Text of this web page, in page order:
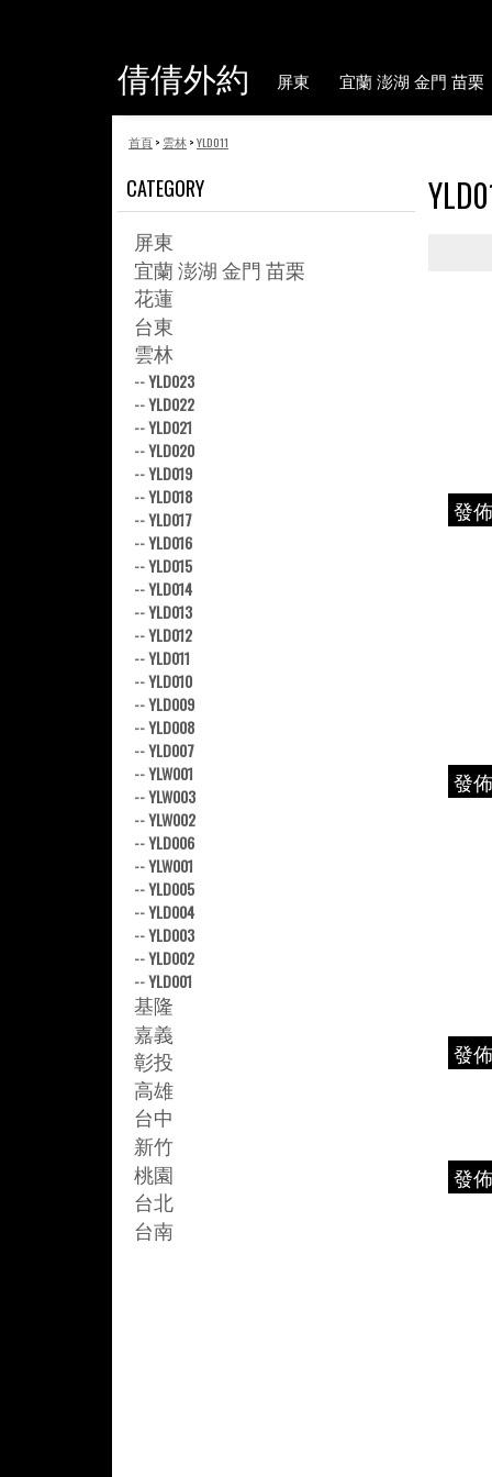
倩倩外約 屏東 宜蘭 澎湖 金門 苗栗
首頁> 雲林>YLD011
發
發
發
發
CATEGORY
屏東
宜蘭 澎湖 金門 苗栗
花蓮
台東
雲林
--YLD023
--YLD022
--YLD021
--YLD020
--YLD019
--YLD018
--YLD017
--YLD016
--YLD015
--YLD014
--YLD013
--YLD012
--YLD011
--YLD010
--YLD009
--YLD008
--YLD007
--YLW001
--YLW003
--YLW002
--YLD006
--YLW001
--YLD005
--YLD004
--YLD003
--YLD002
--YLD001
基隆
嘉義
彰投
高雄
台中
新竹
桃園
台北
台南